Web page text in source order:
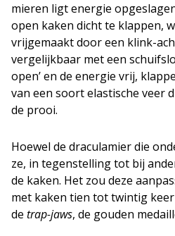
mieren ligt energie
open kaken dicht te klappen,
vrijgemaakt door een klink-
vergelijkbaar met een
open’ en de energie vrij,
van een soort elastische veer
de prooi.
Hoewel de draculamier die
ze, in tegenstelling tot bij
de kaken. Het zou deze
met kaken tien tot twintig
de trap-jaws, de gouden